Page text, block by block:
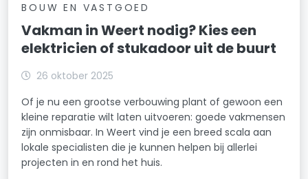
BOUW EN VASTGOED
Vakman in Weert nodig? Kies een
elektricien of stukadoor uit de buurt
26 oktober 2025
Of je nu een grootse verbouwing plant of gewoon een
kleine reparatie wilt laten uitvoeren: goede vakmensen
zijn onmisbaar. In Weert vind je een breed scala aan
lokale specialisten die je kunnen helpen bij allerlei
projecten in en rond het huis.